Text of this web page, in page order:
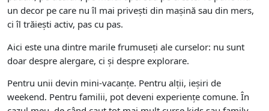
un decor pe care nu îl mai privești din mașină sau din mers,
ci îl trăiești activ, pas cu pas.
Aici este una dintre marile frumuseți ale curselor: nu sunt
doar despre alergare, ci și despre explorare.
Pentru unii devin mini-vacanțe. Pentru alții, ieșiri de
weekend. Pentru familii, pot deveni experiențe comune. În